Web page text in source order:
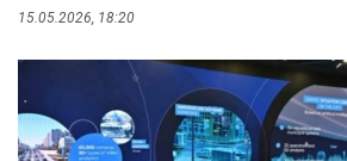
15.05.2026, 18:20